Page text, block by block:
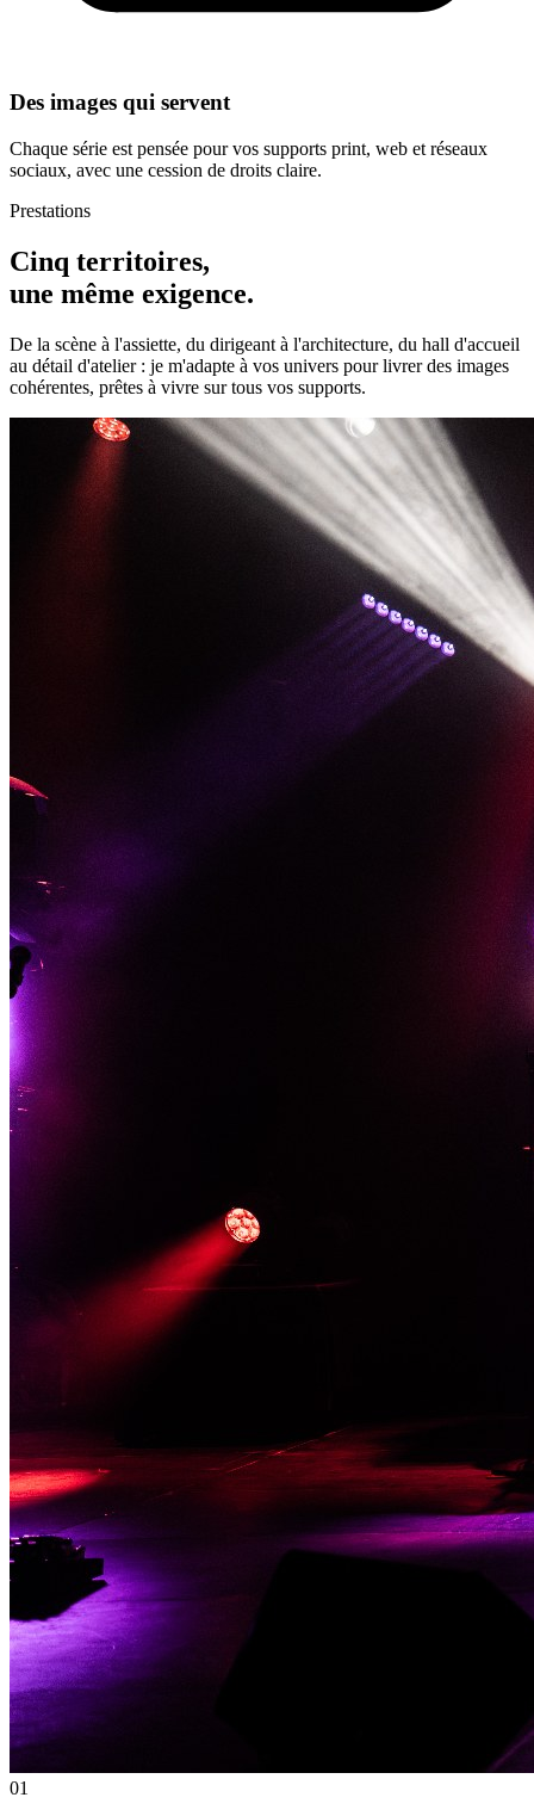
Des images qui servent
Chaque série est pensée pour vos supports print, web et réseaux
sociaux, avec une cession de droits claire.
Prestations
Cinq territoires,
une même exigence.
De la scène à l'assiette, du dirigeant à l'architecture, du hall d'accueil
au détail d'atelier : je m'adapte à vos univers pour livrer des images
cohérentes, prêtes à vivre sur tous vos supports.
01